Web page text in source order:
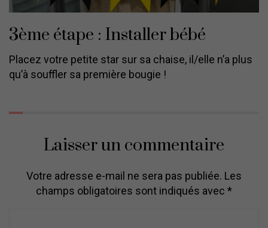
3ème étape : Installer bébé
Placez votre petite star sur sa chaise, il/elle n’a plus
qu’à souffler sa première bougie !
Laisser un commentaire
Votre adresse e-mail ne sera pas publiée. Les
champs obligatoires sont indiqués avec *